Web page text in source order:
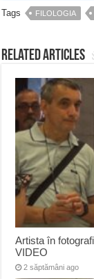
Tags FILOLOGIA
Related Articles
Artista în
VIDEO
2 săptămâni ago